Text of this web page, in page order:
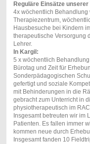
Reguläre Einsätze
4x wöchentlich Behandlung
Therapiezentrum,
Hausbesuche bei Kindern
therapeutische Versorgung
Lehrer.
In Kargil:
5 x wöchentlich
Bürotag und Zeit für
Sonderpädagogischen
gefertigt und soziale
mit Behinderungen in die
gebracht zum Unterricht in
physiotherapeutisch im
Insgesamt betreuten wir im
Patienten. Es fallen immer
kommen neue durch
Insgesamt fanden 10